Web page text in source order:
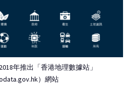
年推出「香港地理數據站」
）網站